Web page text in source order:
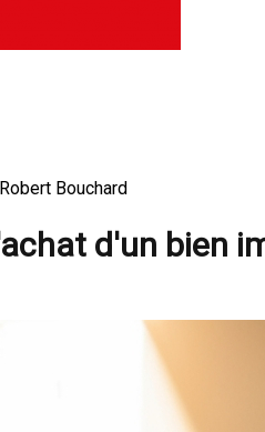
Bouchard
d'un bien